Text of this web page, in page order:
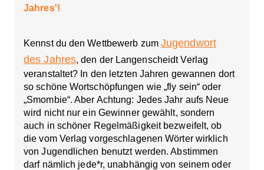
Jahres'!
Kennst du den Wettbewerb zum Jugendwort
des Jahres, den der Langenscheidt Verlag
veranstaltet? In den letzten Jahren gewannen dort
so schöne Wortschöpfungen wie „fly sein“ oder
„Smombie“. Aber Achtung: Jedes Jahr aufs Neue
wird nicht nur ein Gewinner gewählt, sondern
auch in schöner Regelmäßigkeit bezweifelt, ob
die vom Verlag vorgeschlagenen Wörter wirklich
von Jugendlichen benutzt werden. Abstimmen
darf nämlich jede*r, unabhängig von seinem oder